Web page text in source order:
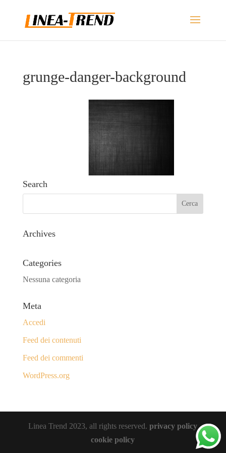
grunge-danger-background
Search
Archives
Categories
Nessuna categoria
Meta
Accedi
Feed dei contenuti
Feed dei commenti
WordPress.org
Linea Trend 2023, all rights reserved.privacy policy
cookie policy